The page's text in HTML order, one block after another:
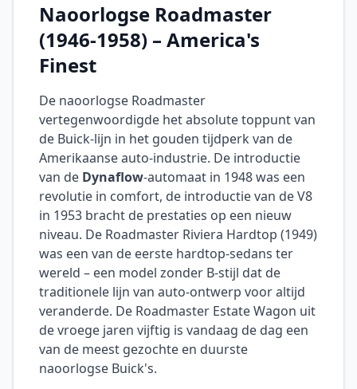
Naoorlogse Roadmaster
(1946-1958) – America's
Finest
De naoorlogse Roadmaster
vertegenwoordigde het absolute toppunt van
de Buick-lijn in het gouden tijdperk van de
Amerikaanse auto-industrie. De introductie
van de Dynaflow-automaat in 1948 was een
revolutie in comfort, de introductie van de V8
in 1953 bracht de prestaties op een nieuw
niveau. De Roadmaster Riviera Hardtop (1949)
was een van de eerste hardtop-sedans ter
wereld – een model zonder B-stijl dat de
traditionele lijn van auto-ontwerp voor altijd
veranderde. De Roadmaster Estate Wagon uit
de vroege jaren vijftig is vandaag de dag een
van de meest gezochte en duurste
naoorlogse Buick's.